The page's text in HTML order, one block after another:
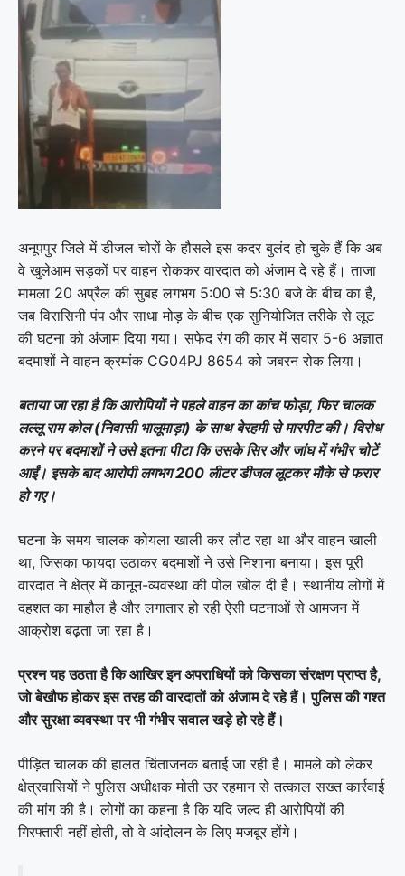
अनूपपुर जिले में डीजल चोरों के हौसले इस कदर बुलंद हो चुके हैं कि अब
वे खुलेआम सड़कों पर वाहन रोककर वारदात को अंजाम दे रहे हैं। ताजा
मामला 20 अप्रैल की सुबह लगभग 5:00 से 5:30 बजे के बीच का है,
जब विरासिनी पंप और साधा मोड़ के बीच एक सुनियोजित तरीके से लूट
की घटना को अंजाम दिया गया। सफेद रंग की कार में सवार 5-6 अज्ञात
बदमाशों ने वाहन क्रमांक CG04PJ 8654 को जबरन रोक लिया।
बताया जा रहा है कि आरोपियों ने पहले वाहन का कांच फोड़ा, फिर चालक
लल्लू राम कोल (निवासी भालूमाड़ा) के साथ बेरहमी से मारपीट की। विरोध
करने पर बदमाशों ने उसे इतना पीटा कि उसके सिर और जांघ में गंभीर चोटें
आईं। इसके बाद आरोपी लगभग 200 लीटर डीजल लूटकर मौके से फरार
हो गए।
घटना के समय चालक कोयला खाली कर लौट रहा था और वाहन खाली
था, जिसका फायदा उठाकर बदमाशों ने उसे निशाना बनाया। इस पूरी
वारदात ने क्षेत्र में कानून-व्यवस्था की पोल खोल दी है। स्थानीय लोगों में
दहशत का माहौल है और लगातार हो रही ऐसी घटनाओं से आमजन में
आक्रोश बढ़ता जा रहा है।
प्रश्न यह उठता है कि आखिर इन अपराधियों को किसका संरक्षण प्राप्त है,
जो बेखौफ होकर इस तरह की वारदातों को अंजाम दे रहे हैं। पुलिस की गश्त
और सुरक्षा व्यवस्था पर भी गंभीर सवाल खड़े हो रहे हैं।
पीड़ित चालक की हालत चिंताजनक बताई जा रही है। मामले को लेकर
क्षेत्रवासियों ने पुलिस अधीक्षक मोती उर रहमान से तत्काल सख्त कार्रवाई
की मांग की है। लोगों का कहना है कि यदि जल्द ही आरोपियों की
गिरफ्तारी नहीं होती, तो वे आंदोलन के लिए मजबूर होंगे।